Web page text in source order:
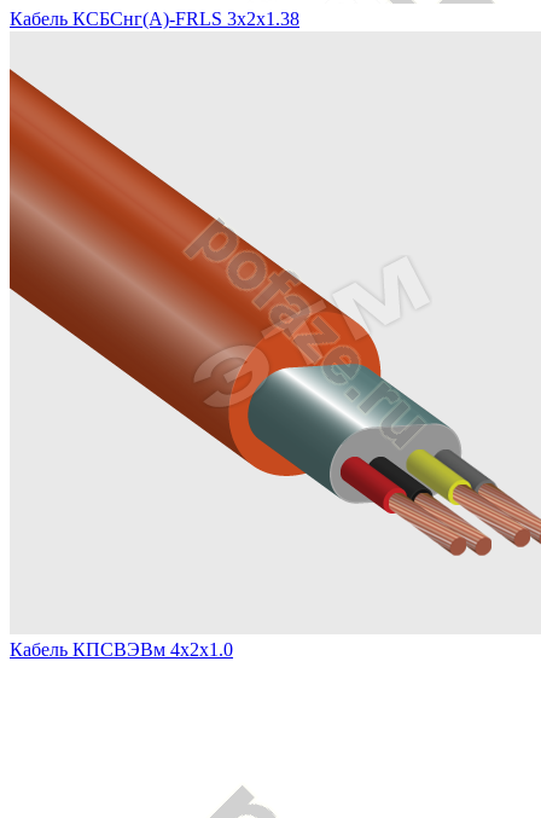
Кабель КСБСнг(А)-FRLS 3х2х1.38
Кабель КПСВЭВм 4х2х1.0